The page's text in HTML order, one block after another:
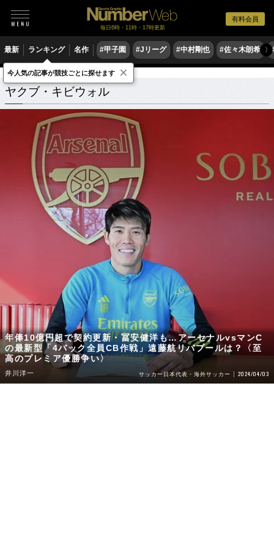
有料会員
毎日6時・11時・17時更新
最新 ランキング 名作 #甲子園 #Jリーグ #中村剛也 #佐々木朗希 〉
ヤクブ・キビウォル 関連記事
ヤクブ・キビウォル
年俸10億円超で契約更新・冨安健洋も…アーセナルvsマンC
の最新型「4バック全員CB作戦」遠藤航リバプールは？〈至
高のプレミア優勝争い〉
井川洋一 サッカー日本代表・海外サッカー 2024/04/03
今人気の記事が競技ごとに探せます ×